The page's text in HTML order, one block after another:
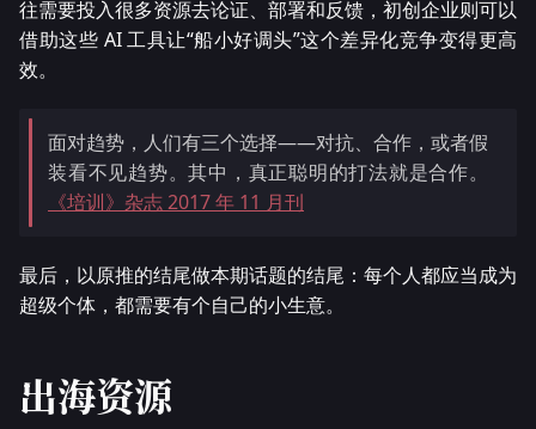
往需要投入很多资源去论证、部署和反馈，初创企业则可以
借助这些 AI 工具让“船小好调头”这个差异化竞争变得更高
效。
面对趋势，人们有三个选择——对抗、合作，或者假
装看不见趋势。其中，真正聪明的打法就是合作。
《培训》杂志 2017 年 11 月刊
最后，以原推的结尾做本期话题的结尾：每个人都应当成为
超级个体，都需要有个自己的小生意。
出海资源